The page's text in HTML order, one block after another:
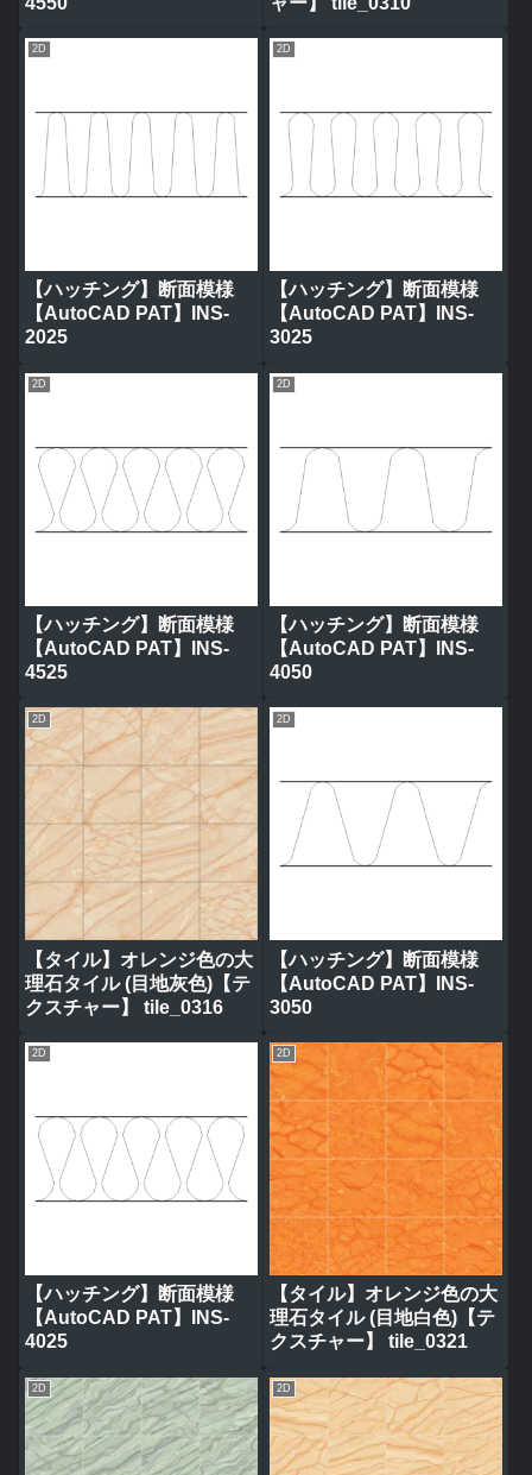
2D
【ハッチング】断面模様
【AutoCAD PAT】INS-
2025
2D
【ハッチング】断面模様
【AutoCAD PAT】INS-
3025
2D
【ハッチング】断面模様
【AutoCAD PAT】INS-
4525
2D
【ハッチング】断面模様
【AutoCAD PAT】INS-
4050
2D
【タイル】オレンジ色の大
理石タイル (目地灰色)【テ
クスチャー】 tile_0316
2D
【ハッチング】断面模様
【AutoCAD PAT】INS-
3050
2D
【ハッチング】断面模様
【AutoCAD PAT】INS-
4025
2D
【タイル】オレンジ色の大
理石タイル (目地白色)【テ
クスチャー】 tile_0321
2D 2D